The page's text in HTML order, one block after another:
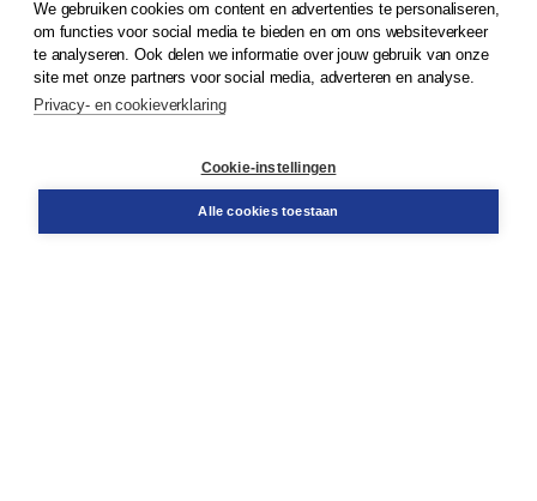
© 2026Koninklijke Boom uitgevers
Klantenservice
Service & informatie
Contact
We gebruiken cookies om content en advertenties te personaliseren,
om functies voor social media te bieden en om ons websiteverkeer
te analyseren. Ook delen we informatie over jouw gebruik van onze
site met onze partners voor social media, adverteren en analyse.
Privacy- en cookieverklaring
Cookie-instellingen
Alle cookies toestaan